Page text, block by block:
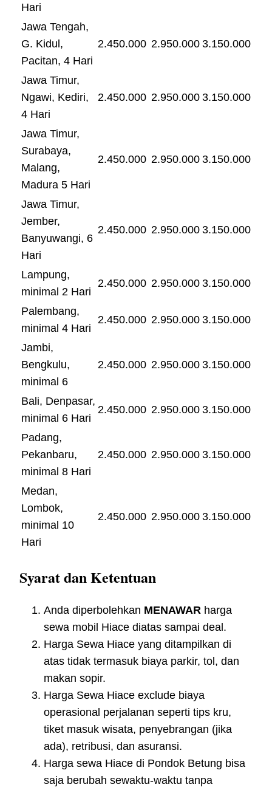
Hari
Jawa Tengah,
G. Kidul,
Pacitan, 4 Hari
2.450.000 2.950.000 3.150.000
Jawa Timur,
Ngawi, Kediri,
4 Hari
2.450.000 2.950.000 3.150.000
Jawa Timur,
Surabaya,
Malang,
Madura 5 Hari
2.450.000 2.950.000 3.150.000
Jawa Timur,
Jember,
Banyuwangi, 6
Hari
2.450.000 2.950.000 3.150.000
Lampung,
minimal 2 Hari
2.450.000 2.950.000 3.150.000
Palembang,
minimal 4 Hari
2.450.000 2.950.000 3.150.000
Jambi,
Bengkulu,
minimal 6
2.450.000 2.950.000 3.150.000
Bali, Denpasar,
minimal 6 Hari
2.450.000 2.950.000 3.150.000
Padang,
Pekanbaru,
minimal 8 Hari
2.450.000 2.950.000 3.150.000
Medan,
Lombok,
minimal 10
Hari
2.450.000 2.950.000 3.150.000
Syarat dan Ketentuan
Anda diperbolehkan MENAWAR harga
sewa mobil Hiace diatas sampai deal.
Harga Sewa Hiace yang ditampilkan di
atas tidak termasuk biaya parkir, tol, dan
makan sopir.
Harga Sewa Hiace exclude biaya
operasional perjalanan seperti tips kru,
tiket masuk wisata, penyebrangan (jika
ada), retribusi, dan asuransi.
Harga sewa Hiace di Pondok Betung bisa
saja berubah sewaktu-waktu tanpa